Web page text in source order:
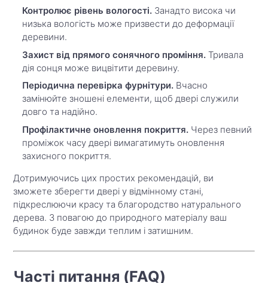
Контролює рівень вологості. Занадто висока чи
низька вологість може призвести до деформації
деревини.
Захист від прямого сонячного проміння. Тривала
дія сонця може вицвітити деревину.
Періодична перевірка фурнітури. Вчасно
замінюйте зношені елементи, щоб двері служили
довго та надійно.
Профілактичне оновлення покриття. Через певний
проміжок часу двері вимагатимуть оновлення
захисного покриття.
Дотримуючись цих простих рекомендацій, ви
зможете зберегти двері у відмінному стані,
підкреслюючи красу та благородство натурального
дерева. З повагою до природного матеріалу ваш
будинок буде завжди теплим і затишним.
Часті питання (FAQ)